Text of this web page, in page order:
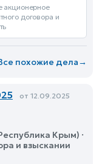
акционерное
договора и
похожие дела→
от 12.09.2025
Крым) ·
и взыскании